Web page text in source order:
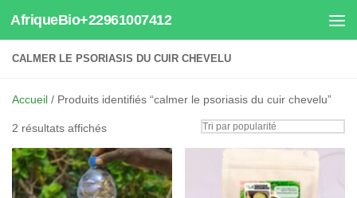
Au dessous du contenu
AfriqueBio+22961007412
CALMER LE PSORIASIS DU CUIR CHEVELU
Accueil / Produits identifiés “calmer le psoriasis du cuir chevelu”
2 résultats affichésTrié
popularité